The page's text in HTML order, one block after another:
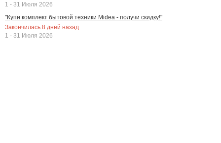
1 - 31 Июля 2026
"Купи комплект бытовой техники Midea - получи скидку!"
Закончилась 8 дней назад
1 - 31 Июля 2026